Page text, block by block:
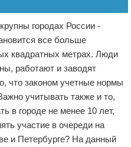
городах России -
все больше
квадратных метрах. Люди
работают и заводят
что законом учетные нормы
учитывать также и то,
в городе не менее 10 лет,
участие в очереди на
и Петербурге? На данный